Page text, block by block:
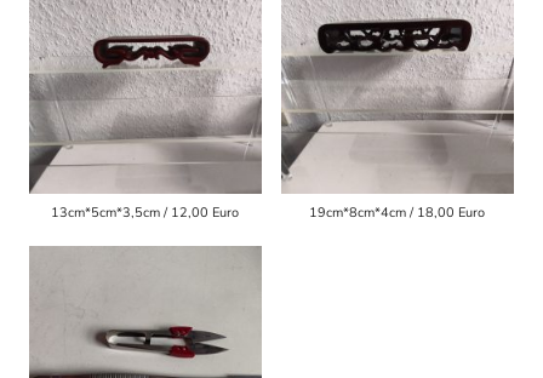
13cm*5cm*3,5cm / 12,00 Euro 19cm*8cm*4cm / 18,00 Euro